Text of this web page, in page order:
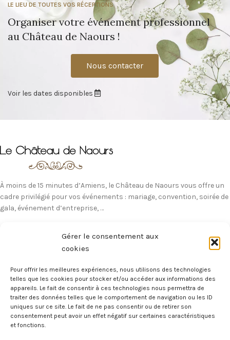
Gérer le consentement aux
cookies
Pour offrir les meilleures expériences, nous utilisons des technologies
telles que les cookies pour stocker et/ou accéder aux informations des
appareils. Le fait de consentir à ces technologies nous permettra de
traiter des données telles que le comportement de navigation ou les ID
uniques sur ce site. Le fait de ne pas consentir ou de retirer son
consentement peut avoir un effet négatif sur certaines caractéristiques
et fonctions.
LE LIEU DE TOUTES VOS RÉCEPTIONS
Organiser votre événement professionnel
au Château de Naours !
Nous contacter
Voir les dates disponibles
À moins de 15 minutes d’Amiens, le Château de Naours vous offre un
cadre privilégié pour vos événements : mariage, convention, soirée de
gala, événement d’entreprise, …
T: 06 69 24 99 83
Mail : contact@chateaudenaours.fr
Vous avez des questions ?
Avant de nous écrire, n’hésitez pas à consulter notre FAQ, celle-ci est
mise à jour quotidiennement. Vous y trouverez certainement la